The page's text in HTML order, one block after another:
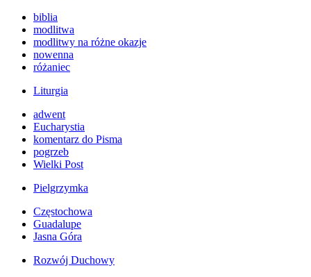
biblia
modlitwa
modlitwy na różne okazje
nowenna
różaniec
Liturgia
adwent
Eucharystia
komentarz do Pisma
pogrzeb
Wielki Post
Pielgrzymka
Częstochowa
Guadalupe
Jasna Góra
Rozwój Duchowy